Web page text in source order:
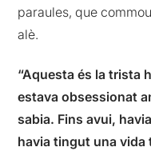
paraules, que
alè.
“Aquesta és la trista
estava obsessionat
sabia. Fins avui,
havia tingut una vida